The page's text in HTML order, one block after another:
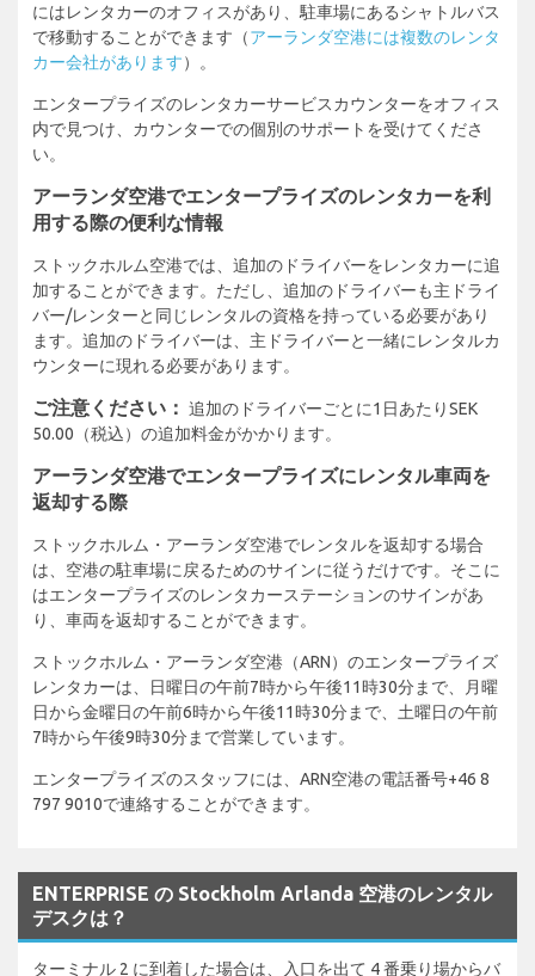
にはレンタカーのオフィスがあり、駐車場にあるシャトルバス
で移動することができます（アーランダ空港には複数のレンタ
カー会社があります）。
エンタープライズのレンタカーサービスカウンターをオフィス
内で見つけ、カウンターでの個別のサポートを受けてくださ
い。
アーランダ空港でエンタープライズのレンタカーを利
用する際の便利な情報
ストックホルム空港では、追加のドライバーをレンタカーに追
加することができます。ただし、追加のドライバーも主ドライ
バー/レンターと同じレンタルの資格を持っている必要があり
ます。追加のドライバーは、主ドライバーと一緒にレンタルカ
ウンターに現れる必要があります。
ご注意ください： 追加のドライバーごとに1日あたりSEK
50.00（税込）の追加料金がかかります。
アーランダ空港でエンタープライズにレンタル車両を
返却する際
ストックホルム・アーランダ空港でレンタルを返却する場合
は、空港の駐車場に戻るためのサインに従うだけです。そこに
はエンタープライズのレンタカーステーションのサインがあ
り、車両を返却することができます。
ストックホルム・アーランダ空港（ARN）のエンタープライズ
レンタカーは、日曜日の午前7時から午後11時30分まで、月曜
日から金曜日の午前6時から午後11時30分まで、土曜日の午前
7時から午後9時30分まで営業しています。
エンタープライズのスタッフには、ARN空港の電話番号+46 8
797 9010で連絡することができます。
ENTERPRISE の Stockholm Arlanda 空港のレンタル
デスクは？
ターミナル 2 に到着した場合は、入口を出て 4 番乗り場からバ